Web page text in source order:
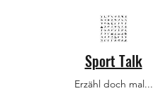
Sport Talk
Erzähl doch mal...